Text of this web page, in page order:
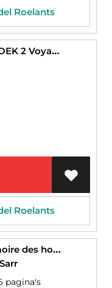
Roelants
VOYAGES 2 WERKBOEK 2 Voyages nieuw
Roelants
La plus secrète mémoire des hommes
pagina's